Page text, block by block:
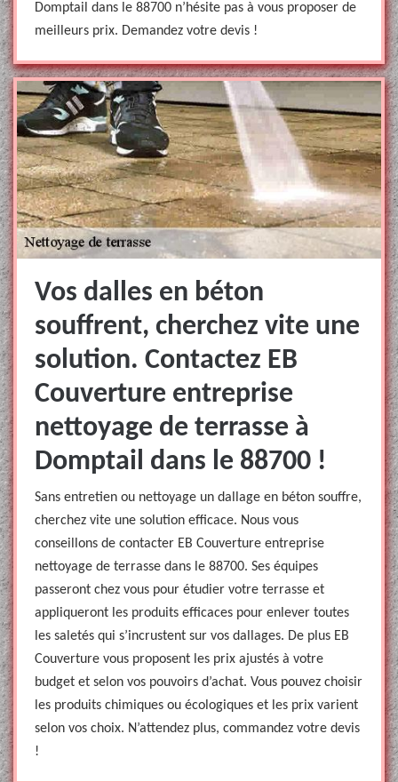
Domptail dans le 88700 n’hésite pas à vous proposer de
meilleurs prix. Demandez votre devis !
Vos dalles en béton
souffrent, cherchez vite une
solution. Contactez EB
Couverture entreprise
nettoyage de terrasse à
Domptail dans le 88700 !
Sans entretien ou nettoyage un dallage en béton souffre,
cherchez vite une solution efficace. Nous vous
conseillons de contacter EB Couverture entreprise
nettoyage de terrasse dans le 88700. Ses équipes
passeront chez vous pour étudier votre terrasse et
appliqueront les produits efficaces pour enlever toutes
les saletés qui s’incrustent sur vos dallages. De plus EB
Couverture vous proposent les prix ajustés à votre
budget et selon vos pouvoirs d’achat. Vous pouvez choisir
les produits chimiques ou écologiques et les prix varient
selon vos choix. N’attendez plus, commandez votre devis
!